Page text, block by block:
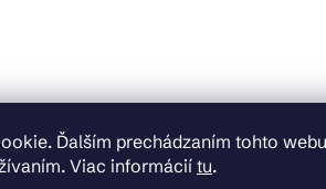
Ďalším prechádzaním tohto
Viac informácií tu.